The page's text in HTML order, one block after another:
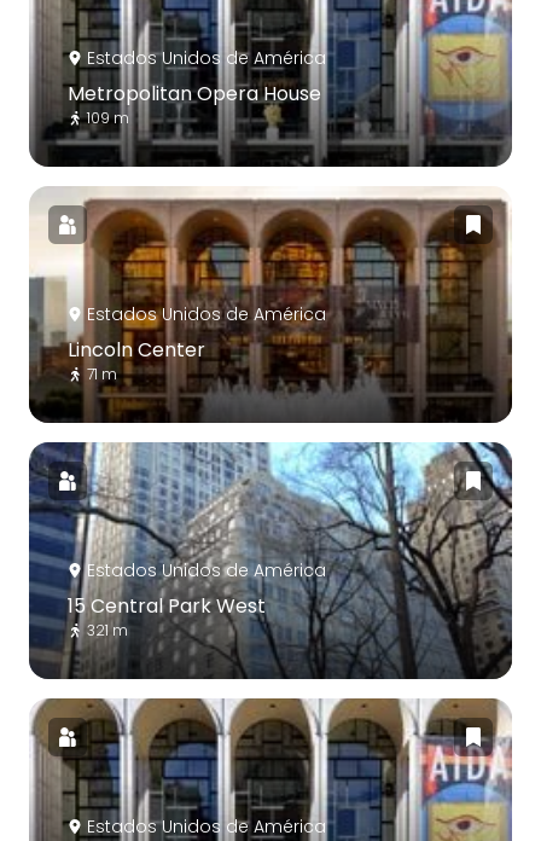
Estados Unidos de América
Metropolitan Opera House
109 m
Estados Unidos de América
Lincoln Center
71 m
Estados Unidos de América
15 Central Park West
321 m
Estados Unidos de América